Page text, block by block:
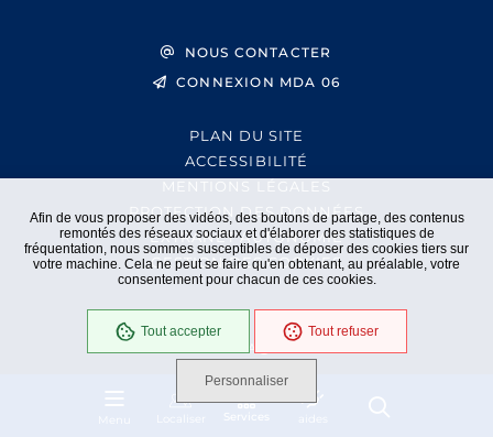
Afin de vous proposer des vidéos, des boutons de partage, des contenus
remontés des réseaux sociaux et d'élaborer des statistiques de
fréquentation, nous sommes susceptibles de déposer des cookies tiers sur
votre machine. Cela ne peut se faire qu'en obtenant, au préalable, votre
consentement pour chacun de ces cookies.
Tout accepter Tout refuser
Personnaliser
Services aides
NOUS CONTACTER
CONNEXION MDA 06
PLAN DU SITE
ACCESSIBILITÉ
MENTIONS LÉGALES
PROTECTION DES DONNÉES
EXTRANET AUTONOMIE
GESTION DES COOKIES
En cours